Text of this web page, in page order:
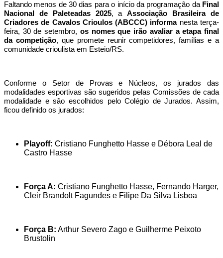
Faltando menos de 30 dias para o início da programação da Final
Nacional de Paleteadas 2025, aAssociação Brasileira de
Criadores de Cavalos Crioulos (ABCCC) informanesta terça-
feira, 30 de setembro, os nomes que irão avaliar a etapa final
da competição, que promete reunir competidores, famílias e a
comunidade crioulista em Esteio/RS.
Conforme o Setor de Provas e Núcleos, os jurados das
modalidades esportivas são sugeridos pelas Comissões de cada
modalidade e são escolhidos pelo Colégio de Jurados. Assim,
ficou definido os jurados:
Playoff: Cristiano Funghetto Hasse e Débora Leal de
Castro Hasse
Força A: Cristiano Funghetto Hasse, Fernando Harger,
Cleir Brandolt Fagundes e Filipe Da Silva Lisboa
Força B: Arthur Severo Zago e Guilherme Peixoto
Brustolin